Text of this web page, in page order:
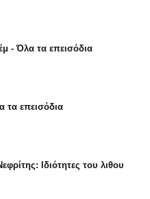
- Όλα τα επεισόδια
τα επεισόδια
Ιδιότητες του λιθου